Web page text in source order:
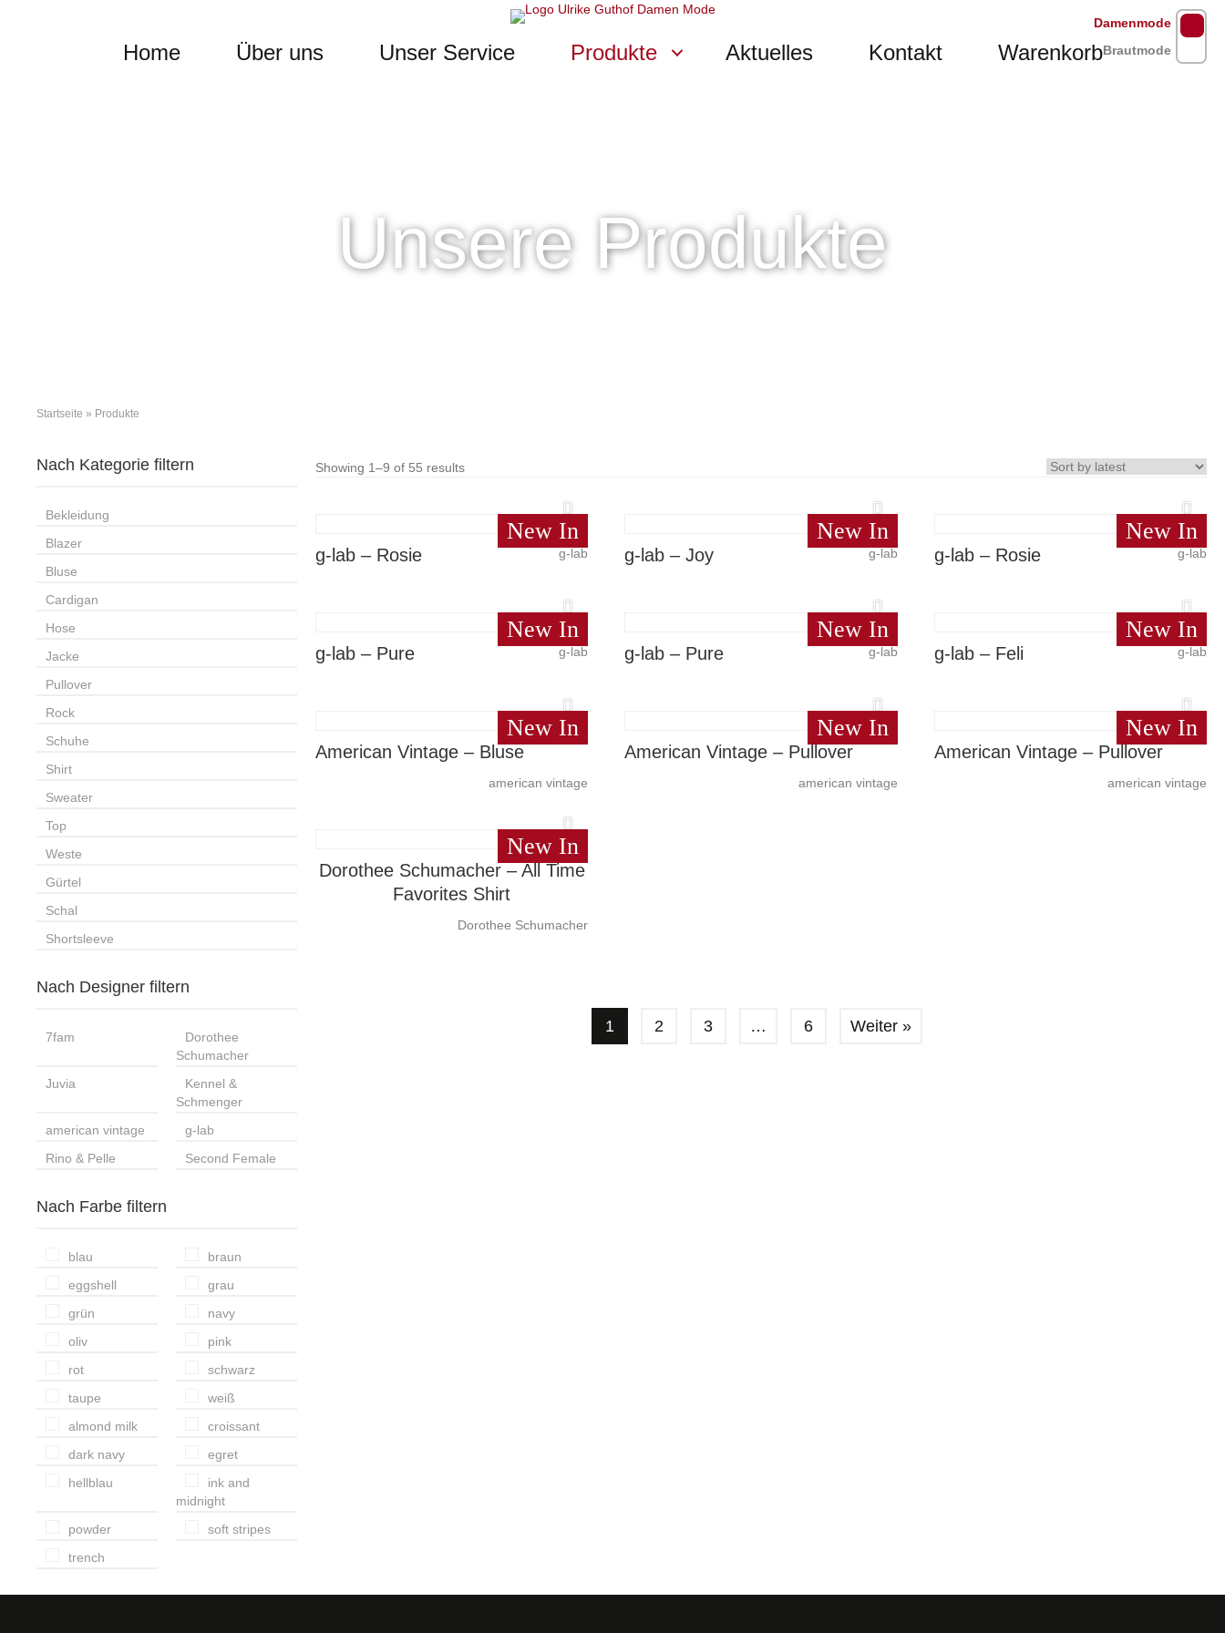
Damenmode
Brautmode
Home Über uns Unser Service Produkte Aktuelles Kontakt Warenkorb
Unsere Produkte
Startseite » Produkte
Nach Kategorie filtern
Bekleidung
Blazer
Bluse
Cardigan
Hose
Jacke
Pullover
Rock
Schuhe
Shirt
Sweater
Top
Weste
Gürtel
Schal
Shortsleeve
Nach Designer filtern
7fam
Dorothee
Schumacher
Juvia
Kennel &
Schmenger
american vintage
g-lab
Rino & Pelle
Second Female
Nach Farbe filtern
blau
braun
eggshell
grau
grün
navy
oliv
pink
rot
schwarz
taupe
weiß
almond milk
croissant
dark navy
egret
hellblau
ink and
midnight
powder
soft stripes
trench
Showing 1–9 of 55 results
New In
g-lab – Rosie g-lab
New In
g-lab – Joy g-lab
New In
g-lab – Rosie g-lab
New In
g-lab – Pure g-lab
New In
g-lab – Pure g-lab
New In
g-lab – Feli g-lab
New In
American Vintage – Bluse
american vintage
New In
American Vintage – Pullover
american vintage
New In
American Vintage – Pullover
american vintage
New In
Dorothee Schumacher – All Time
Favorites Shirt
Dorothee Schumacher
1 2 3 … 6 Weiter »